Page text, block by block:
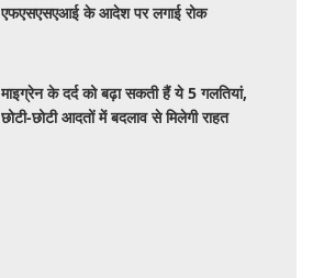
एफएसएसएआई के आदेश पर लगाई रोक
माइग्रेन के दर्द को बढ़ा सकती हैं ये 5 गलतियां,
छोटी-छोटी आदतों में बदलाव से मिलेगी राहत